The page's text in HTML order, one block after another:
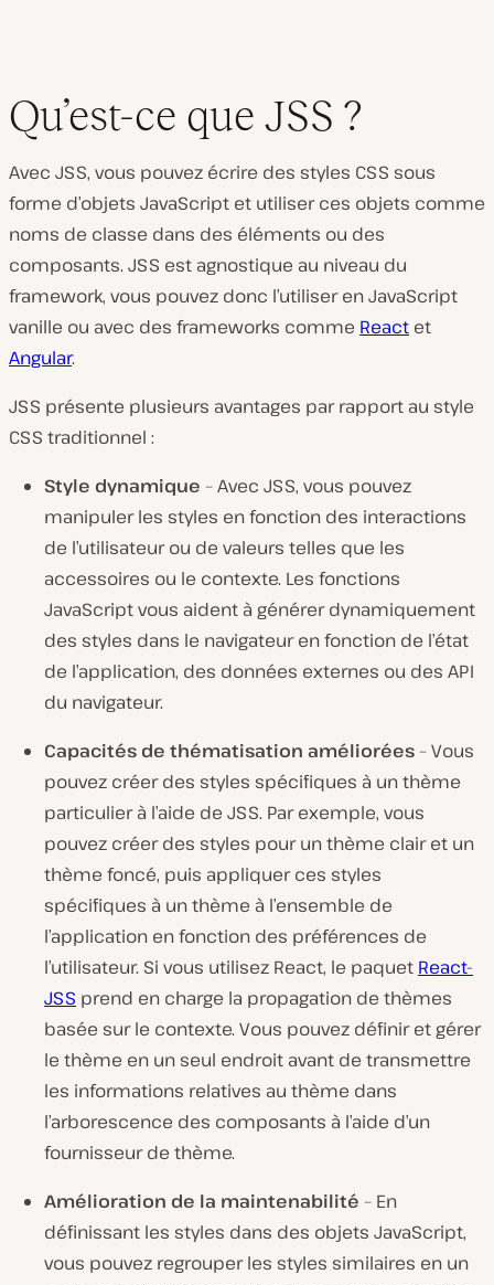
Qu’est-ce que JSS ?
Avec JSS, vous pouvez écrire des styles CSS sous
forme d’objets JavaScript et utiliser ces objets comme
noms de classe dans des éléments ou des
composants. JSS est agnostique au niveau du
framework, vous pouvez donc l’utiliser en JavaScript
vanille ou avec des frameworks comme React et
Angular.
JSS présente plusieurs avantages par rapport au style
CSS traditionnel :
Style dynamique – Avec JSS, vous pouvez
manipuler les styles en fonction des interactions
de l’utilisateur ou de valeurs telles que les
accessoires ou le contexte. Les fonctions
JavaScript vous aident à générer dynamiquement
des styles dans le navigateur en fonction de l’état
de l’application, des données externes ou des API
du navigateur.
Capacités de thématisation améliorées– Vous
pouvez créer des styles spécifiques à un thème
particulier à l’aide de JSS. Par exemple, vous
pouvez créer des styles pour un thème clair et un
thème foncé, puis appliquer ces styles
spécifiques à un thème à l’ensemble de
l’application en fonction des préférences de
l’utilisateur. Si vous utilisez React, le paquet React-
JSS prend en charge la propagation de thèmes
basée sur le contexte. Vous pouvez définir et gérer
le thème en un seul endroit avant de transmettre
les informations relatives au thème dans
l’arborescence des composants à l’aide d’un
fournisseur de thème.
Amélioration de la maintenabilité – En
définissant les styles dans des objets JavaScript,
vous pouvez regrouper les styles similaires en un